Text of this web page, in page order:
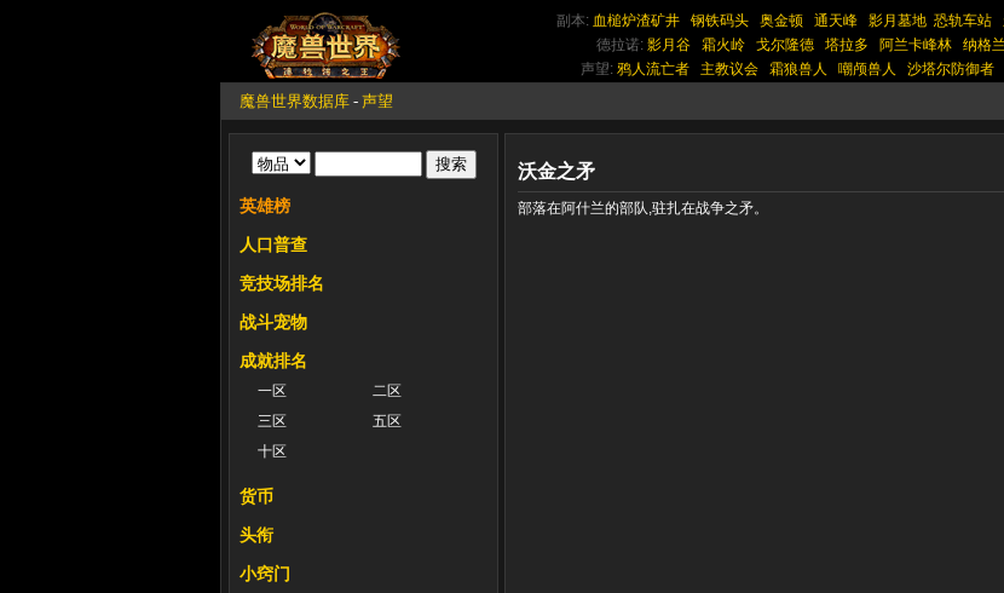
副本: 血槌炉渣矿井 钢铁码头 奥金顿 通天峰 影月墓地 恐轨车站
德拉诺: 影月谷 霜火岭 戈尔隆德 塔拉多 阿兰卡峰林 纳格兰
声望: 鸦人流亡者 主教议会 霜狼兽人 嘲颅兽人 沙塔尔防御者
魔兽世界数据库 - 声望
英雄榜
人口普查
竞技场排名
战斗宠物
成就排名
一区
二区
三区
五区
十区
货币
头衔
小窍门
沃金之矛
部落在阿什兰的部队,驻扎在战争之矛。